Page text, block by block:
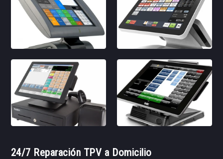
24/7 Reparación TPV a Domicilio